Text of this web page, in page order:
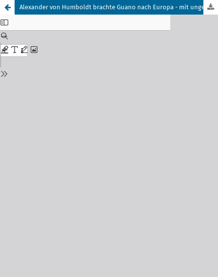
Alexander von Humboldt brachte Guano nach Europa - mit ungeahnten globalen Folgen